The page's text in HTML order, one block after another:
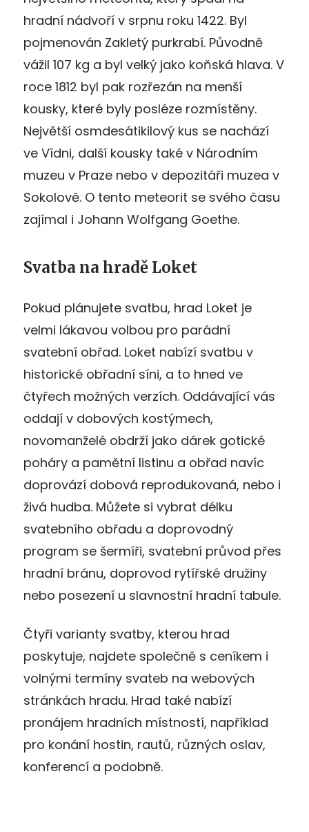
hradní nádvoří v srpnu roku 1422. Byl
pojmenován Zakletý purkrabí. Původně
vážil 107 kg a byl velký jako koňská hlava. V
roce 1812 byl pak rozřezán na menší
kousky, které byly posléze rozmístěny.
Největší osmdesátikilový kus se nachází
ve Vídni, další kousky také v Národním
muzeu v Praze nebo v depozitáři muzea v
Sokolově. O tento meteorit se svého času
zajímal i Johann Wolfgang Goethe.
Svatba na hradě Loket
Pokud plánujete svatbu, hrad Loket je
velmi lákavou volbou pro parádní
svatební obřad. Loket nabízí svatbu v
historické obřadní síni, a to hned ve
čtyřech možných verzích. Oddávající vás
oddají v dobových kostýmech,
novomanželé obdrží jako dárek gotické
poháry a pamětní listinu a obřad navíc
doprovází dobová reprodukovaná, nebo i
živá hudba. Můžete si vybrat délku
svatebního obřadu a doprovodný
program se šermíři, svatební průvod přes
hradní bránu, doprovod rytířské družiny
nebo posezení u slavnostní hradní tabule.
Čtyři varianty svatby, kterou hrad
poskytuje, najdete společně s ceníkem i
volnými termíny svateb na webových
stránkách hradu. Hrad také nabízí
pronájem hradních místností, například
pro konání hostin, rautů, různých oslav,
konferencí a podobně.